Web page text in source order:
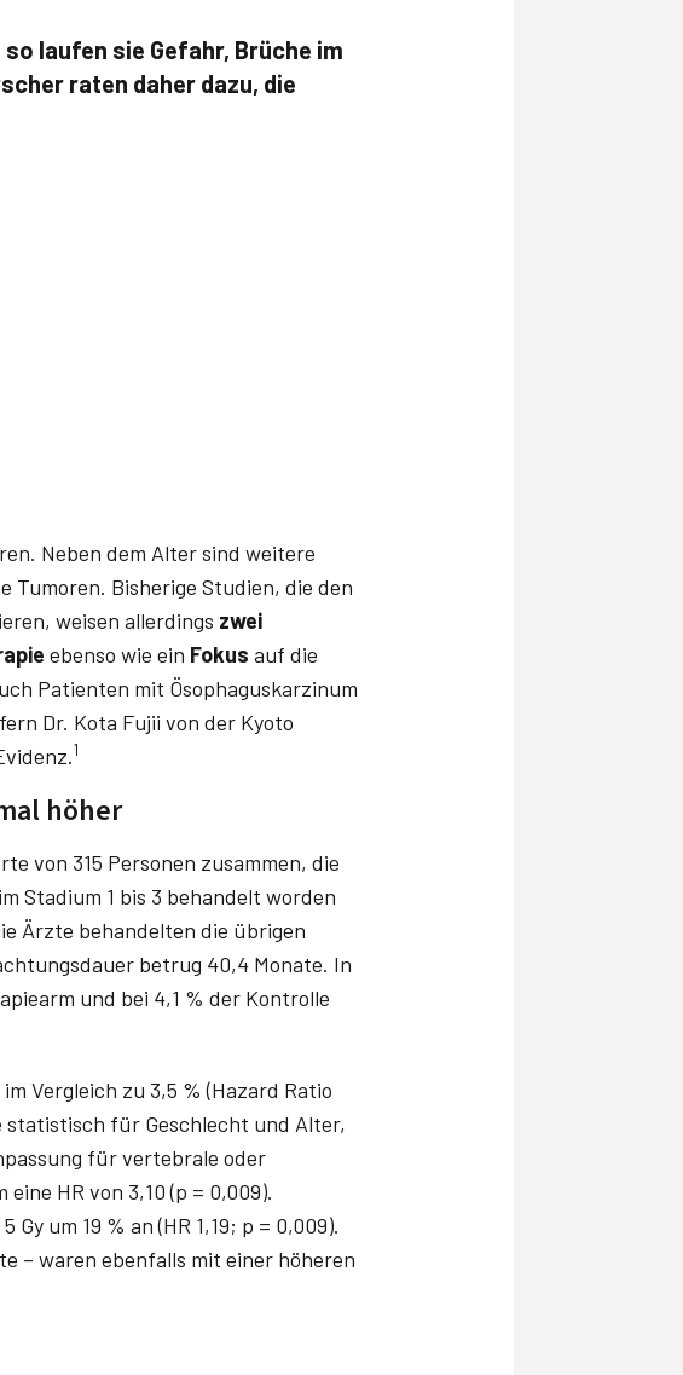
laufen sie Gefahr, Brüche im
raten daher dazu, die
Neben dem Alter sind weitere
Bisherige Studien, die den
weisen allerdings zwei
ebenso wie ein Fokus auf die
Patienten mit Ösophaguskarzinum
Dr. Kota­ Fujii­ von der Kyoto
1
höher
von 315 Personen zusammen, die
im Stadium 1 bis 3 behandelt worden
Ärzte behandelten die übrigen
betrug 40,4 Monate. In
und bei 4,1 % der Kontrolle
im Vergleich zu 3,5 % (Hazard Ratio
statistisch für Geschlecht und Alter,
für vertebrale oder
HR von 3,10 (p = 0,009).
um 19 % an (HR 1,19; p = 0,009).
– waren ebenfalls mit einer höheren